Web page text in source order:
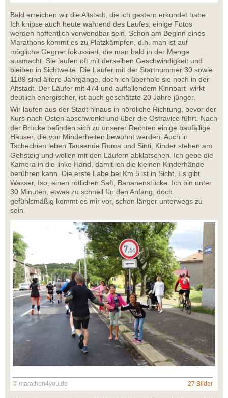
Bald erreichen wir die Altstadt, die ich gestern erkundet habe.
Ich knipse auch heute während des Laufes, einige Fotos
werden hoffentlich verwendbar sein. Schon am Beginn eines
Marathons kommt es zu Platzkämpfen, d.h. man ist auf
mögliche Gegner fokussiert, die man bald in der Menge
ausmacht. Sie laufen oft mit derselben Geschwindigkeit und
bleiben in Sichtweite. Die Läufer mit der Startnummer 30 sowie
1189 sind ältere Jahrgänge, doch ich überhole sie noch in der
Altstadt. Der Läufer mit 474 und auffallendem Kinnbart wirkt
deutlich energischer, ist auch geschätzte 20 Jahre jünger.
Wir laufen aus der Stadt hinaus in nördliche Richtung, bevor der
Kurs nach Osten abschwenkt und über die Ostravice führt. Nach
der Brücke befinden sich zu unserer Rechten einige baufällige
Häuser, die von Minderheiten bewohnt werden. Auch in
Tschechien leben Tausende Roma und Sinti, Kinder stehen am
Gehsteig und wollen mit den Läufern abklatschen. Ich gebe die
Kamera in die linke Hand, damit ich die kleinen Kinderhände
berühren kann. Die erste Labe bei Km 5 ist in Sicht. Es gibt
Wasser, Iso, einen rötlichen Saft, Bananenstücke. Ich bin unter
30 Minuten, etwas zu schnell für den Anfang, doch
gefühlsmäßig kommt es mir vor, schon länger unterwegs zu
sein.
© marathon4you.de 27 Bilder